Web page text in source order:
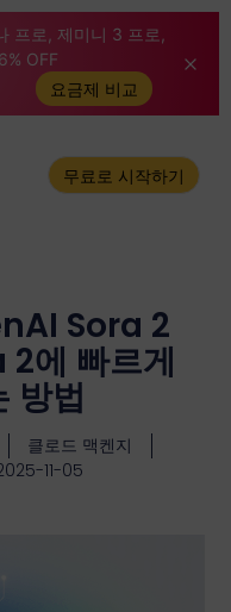
프로, 제미니 3 프로,
OFF
요금제 비교
무료로 시작하기
Sora 2
에 빠르게
방법
클로드 맥켄지
11-05